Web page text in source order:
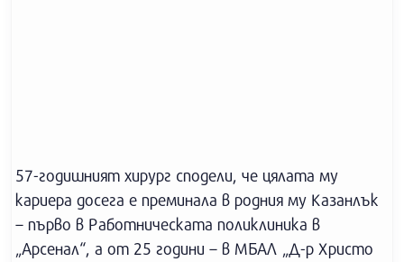
57-годишният хирург сподели, че цялата му
кариера досега е преминала в родния му Казанлък
– първо в Работническата поликлиника в
„Арсенал“, а от 25 години – в МБАЛ „Д-р Христо